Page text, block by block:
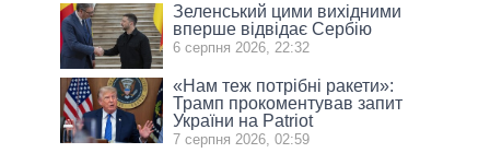
Зеленський цими вихідними
вперше відвідає Сербію
6 серпня 2026, 22:32
«Нам теж потрібні ракети»:
Трамп прокоментував запит
України на Patriot
7 серпня 2026, 02:59